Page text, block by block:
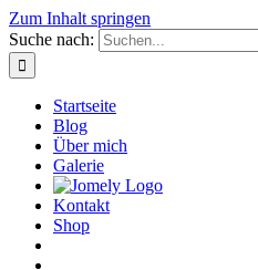
Zum Inhalt springen
Suche nach:
Startseite
Blog
Über mich
Galerie
Kontakt
Shop